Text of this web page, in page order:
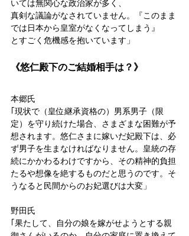
いては無関心な政治家が多く、
真剣な議論がなされていません。『このまま
では日本から皇室がなくなってしまう』
とすごく危機感を抱いています」
《悠仁殿下のご結婚相手は？》
本郷氏
｢現状で（皇位継承資格の）男系男子（限
定）を守り続けた場合、さまざまな困難が予
想されます。悠仁さまに嫁いだ妃殿下は、必
ず男子を生まなければなりません。皇統の存
続にかかわるわけですから、その精神的負担
たるや想像を絶するものだと思うのです。そ
うなると民間からのお妃選びは大変」
野田氏
｢果たして、自分の娘を嫁がせようとする親